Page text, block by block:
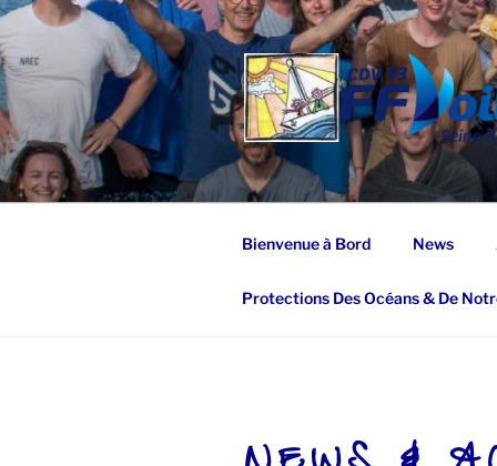
Aller
au
contenu
principal
Bienvenue à Bord News
Protections Des Océans & De